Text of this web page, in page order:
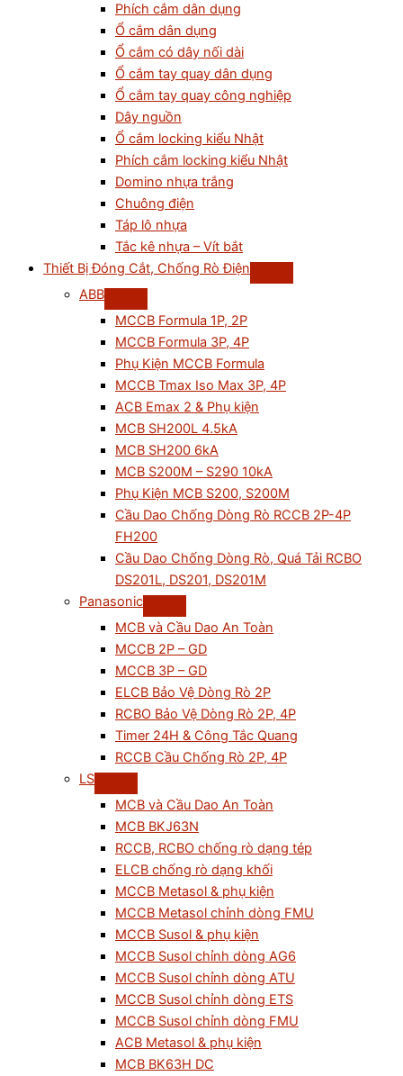
Phích cắm dân dụng
Ổ cắm dân dụng
Ổ cắm có dây nối dài
Ổ cắm tay quay dân dụng
Ổ cắm tay quay công nghiệp
Dây nguồn
Ổ cắm locking kiểu Nhật
Phích cắm locking kiểu Nhật
Domino nhựa trắng
Chuông điện
Táp lô nhựa
Tắc kê nhựa – Vít bắt
Thiết Bị Đóng Cắt, Chống Rò Điện
ABB
MCCB Formula 1P, 2P
MCCB Formula 3P, 4P
Phụ Kiện MCCB Formula
MCCB Tmax Iso Max 3P, 4P
ACB Emax 2 & Phụ kiện
MCB SH200L 4.5kA
MCB SH200 6kA
MCB S200M – S290 10kA
Phụ Kiện MCB S200, S200M
Cầu Dao Chống Dòng Rò RCCB 2P-4P
FH200
Cầu Dao Chống Dòng Rò, Quá Tải RCBO
DS201L, DS201, DS201M
Panasonic
MCB và Cầu Dao An Toàn
MCCB 2P – GD
MCCB 3P – GD
ELCB Bảo Vệ Dòng Rò 2P
RCBO Bảo Vệ Dòng Rò 2P, 4P
Timer 24H & Công Tắc Quang
RCCB Cầu Chống Rò 2P, 4P
LS
MCB và Cầu Dao An Toàn
MCB BKJ63N
RCCB, RCBO chống rò dạng tép
ELCB chống rò dạng khối
MCCB Metasol & phụ kiện
MCCB Metasol chỉnh dòng FMU
MCCB Susol & phụ kiện
MCCB Susol chỉnh dòng AG6
MCCB Susol chỉnh dòng ATU
MCCB Susol chỉnh dòng ETS
MCCB Susol chỉnh dòng FMU
ACB Metasol & phụ kiện
MCB BK63H DC